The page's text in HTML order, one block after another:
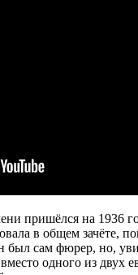
пришёлся на 1936
в общем зачёте,
был сам фюрер, но,
одного из двух